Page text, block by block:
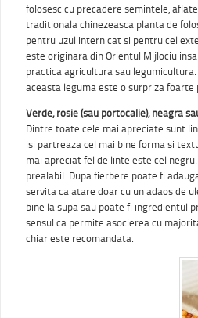
folosesc cu precadere semintele,
traditionala chinezeasca planta de
pentru uzul intern cat si pentru cel
este originara din Orientul Mijlociu
practica agricultura sau
aceasta leguma este o surpriza foarte
Verde, rosie (sau portocalie), neagra
Dintre toate cele mai apreciate sunt
isi partreaza cel mai bine forma si
mai apreciat fel de linte este cel
prealabil. Dupa fierbere poate fi
servita ca atare doar cu un adaos de
bine la supa sau poate fi ingredientul
sensul ca permite asocierea cu
chiar este recomandata.